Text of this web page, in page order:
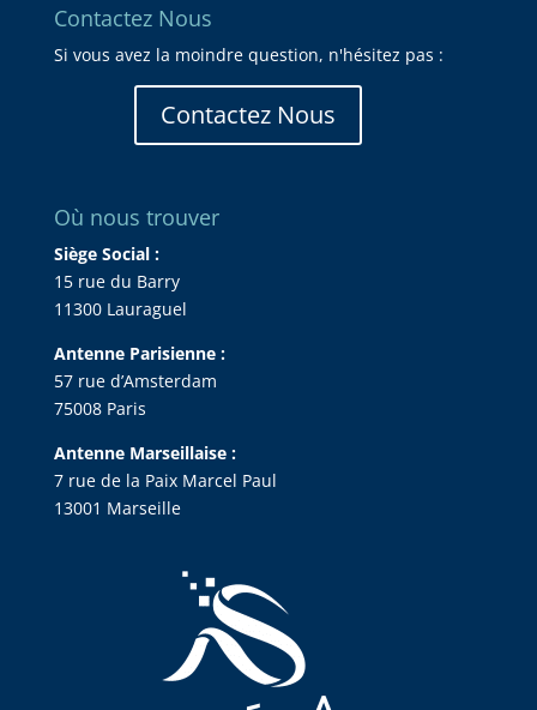
Contactez Nous
Si vous avez la moindre question, n'hésitez pas :
Contactez Nous
Où nous trouver
Siège Social :
15 rue du Barry
11300 Lauraguel
Antenne Parisienne :
57 rue d’Amsterdam
75008 Paris
Antenne Marseillaise :
7 rue de la Paix Marcel Paul
13001 Marseille